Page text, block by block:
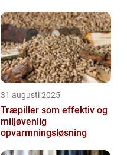
31 augusti 2025
Træpiller som effektiv og
miljøvenlig
opvarmningsløsning